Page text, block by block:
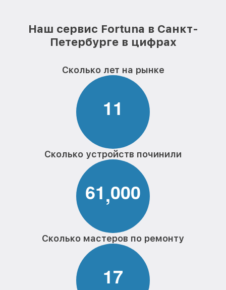
Наш сервис Fortuna в Санкт-
Петербурге в цифрах
Сколько лет на рынке
11
Сколько устройств починили
61,000
Сколько мастеров по ремонту
17